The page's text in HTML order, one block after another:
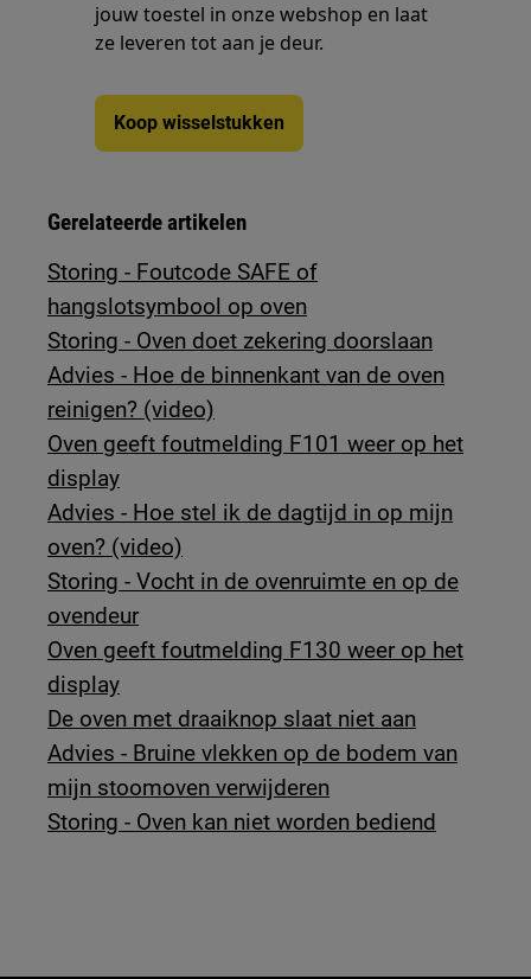
jouw toestel in onze webshop en laat
ze leveren tot aan je deur.
Koop wisselstukken
Gerelateerde artikelen
Storing - Foutcode SAFE of
hangslotsymbool op oven
Storing - Oven doet zekering doorslaan
Advies - Hoe de binnenkant van de oven
reinigen? (video)
Oven geeft foutmelding F101 weer op het
display
Advies - Hoe stel ik de dagtijd in op mijn
oven? (video)
Storing - Vocht in de ovenruimte en op de
ovendeur
Oven geeft foutmelding F130 weer op het
display
De oven met draaiknop slaat niet aan
Advies - Bruine vlekken op de bodem van
mijn stoomoven verwijderen
Storing - Oven kan niet worden bediend